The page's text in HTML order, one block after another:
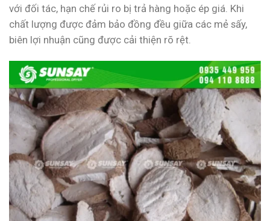
với đối tác, hạn chế rủi ro bị trả hàng hoặc ép giá. Khi
chất lượng được đảm bảo đồng đều giữa các mẻ sấy,
biên lợi nhuận cũng được cải thiện rõ rệt.